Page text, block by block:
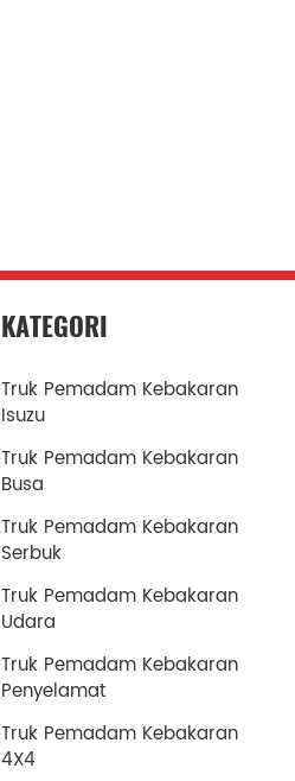
KATEGORI
Truk Pemadam Kebakaran
Isuzu
Truk Pemadam Kebakaran
Busa
Truk Pemadam Kebakaran
Serbuk
Truk Pemadam Kebakaran
Udara
Truk Pemadam Kebakaran
Penyelamat
Truk Pemadam Kebakaran
4X4